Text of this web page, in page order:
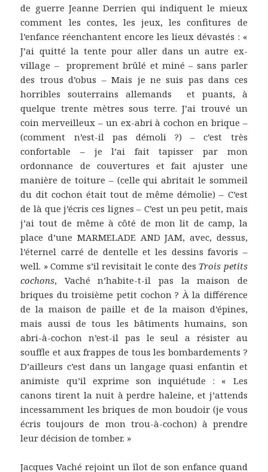
de guerre Jeanne Derrien qui indiquent le mieux
comment les contes, les jeux, les confitures de
l’enfance réenchantent encore les lieux dévastés : «
J’ai quitté la tente pour aller dans un autre ex-
village – proprement brûlé et miné – sans parler
des trous d’obus – Mais je ne suis pas dans ces
horribles souterrains allemands et puants, à
quelque trente mètres sous terre. J’ai trouvé un
coin merveilleux – un ex-abri à cochon en brique –
(comment n’est-il pas démoli ?) – c’est très
confortable – je l’ai fait tapisser par mon
ordonnance de couvertures et fait ajuster une
manière de toiture – (celle qui abritait le sommeil
du dit cochon était tout de même démolie) – C’est
de là que j’écris ces lignes – C’est un peu petit, mais
j’ai tout de même à côté de mon lit de camp, la
place d’une MARMELADE AND JAM, avec, dessus,
l’éternel carré de dentelle et les dessins favoris –
well. » Comme s’il revisitait le conte des Trois petits
cochons, Vaché n’habite-t-il pas la maison de
briques du troisième petit cochon ? À la différence
de la maison de paille et de la maison d’épines,
mais aussi de tous les bâtiments humains, son
abri-à-cochon n’est-il pas le seul a résister au
souffle et aux frappes de tous les bombardements ?
D’ailleurs c’est dans un langage quasi enfantin et
animiste qu’il exprime son inquiétude : « Les
canons tirent la nuit à perdre haleine, et j’attends
incessamment les briques de mon boudoir (je vous
écris toujours de mon trou-à-cochon) à prendre
leur décision de tomber. »
Jacques Vaché rejoint un îlot de son enfance quand